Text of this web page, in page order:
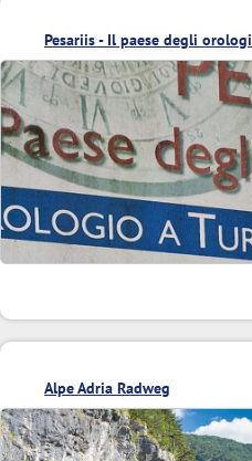
Pesariis - Il paese degli orologi
Alpe Adria Radweg